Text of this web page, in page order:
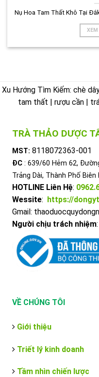
Nụ Hoa Tam Thất Khô Tại
Xu Hướng Tìm Kiếm: chè
tam thất | rượu cần |
TRÀ THẢO DƯỢC
MST: 8118072363-001
ĐC : 639/60 Hẻm 62,
Trảng Dài, Thành Phố
HOTLINE Liên Hệ:
Wessite: https://
Gmail:
Người chịu trách nhiệm
VỀ CHÚNG TÔI
Giới thiệu
Triết lý kinh doanh
Tầm nhìn chiến lược